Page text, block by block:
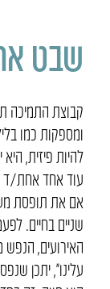
שבט
קבוצת התמיכה
ומספקות כמו
להיות פיזית,
עוד אחד אחת/ד
אם את תופסת
שניים בחיים.
האירועים,
עלינו״, יתכן